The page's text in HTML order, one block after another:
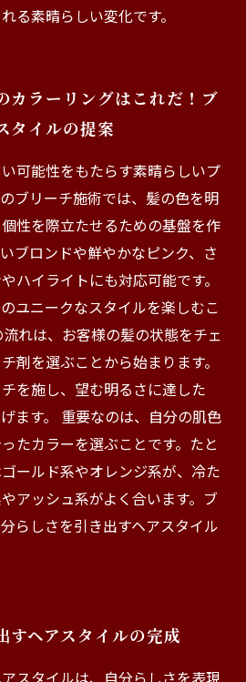
る素晴らしい変化です。
カラーリングはこれだ！ブ
タイルの提案
可能性をもたらす素晴らしいプ
ブリーチ施術では、髪の色を明
性を際立たせるための基盤を作
ブロンドや鮮やかなピンク、さ
ハイライトにも対応可能です。
ユニークなスタイルを楽しむこ
れは、お客様の髪の状態をチェ
剤を選ぶことから始まります。
を施し、望む明るさに達した
ます。 重要なのは、自分の肌色
たカラーを選ぶことです。たと
ールド系やオレンジ系が、冷た
アッシュ系がよく合います。ブ
らしさを引き出すヘアスタイル
すヘアスタイルの完成
スタイルは、自分らしさを表現